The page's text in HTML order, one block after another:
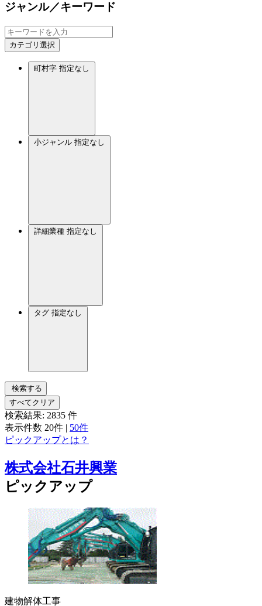
ジャンル／キーワード
カテゴリ選択
町村字 指定なし
小ジャンル 指定なし
詳細業種 指定なし
タグ 指定なし
検索する
すべてクリア
検索結果: 2835 件
表示件数 20件 | 50件
ピックアップとは？
株式会社石井興業
ピックアップ
建物解体工事